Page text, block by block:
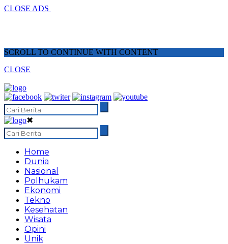
CLOSE ADS
SCROLL TO CONTINUE WITH CONTENT
CLOSE
✖
Home
Dunia
Nasional
Polhukam
Ekonomi
Tekno
Kesehatan
Wisata
Opini
Unik